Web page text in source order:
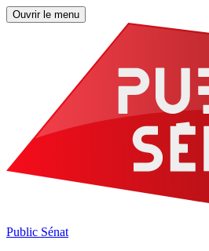
Ouvrir le menu
Public Sénat